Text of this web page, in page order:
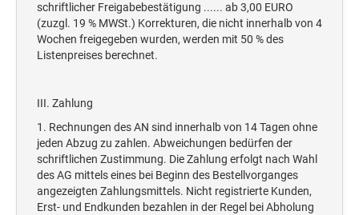
schriftlicher Freigabebestätigung ...... ab 3,00 EURO
(zuzgl. 19 % MWSt.) Korrekturen, die nicht innerhalb von 4
Wochen freigegeben wurden, werden mit 50 % des
Listenpreises berechnet.
III. Zahlung
1. Rechnungen des AN sind innerhalb von 14 Tagen ohne
jeden Abzug zu zahlen. Abweichungen bedürfen der
schriftlichen Zustimmung. Die Zahlung erfolgt nach Wahl
des AG mittels eines bei Beginn des Bestellvorganges
angezeigten Zahlungsmittels. Nicht registrierte Kunden,
Erst- und Endkunden bezahlen in der Regel bei Abholung